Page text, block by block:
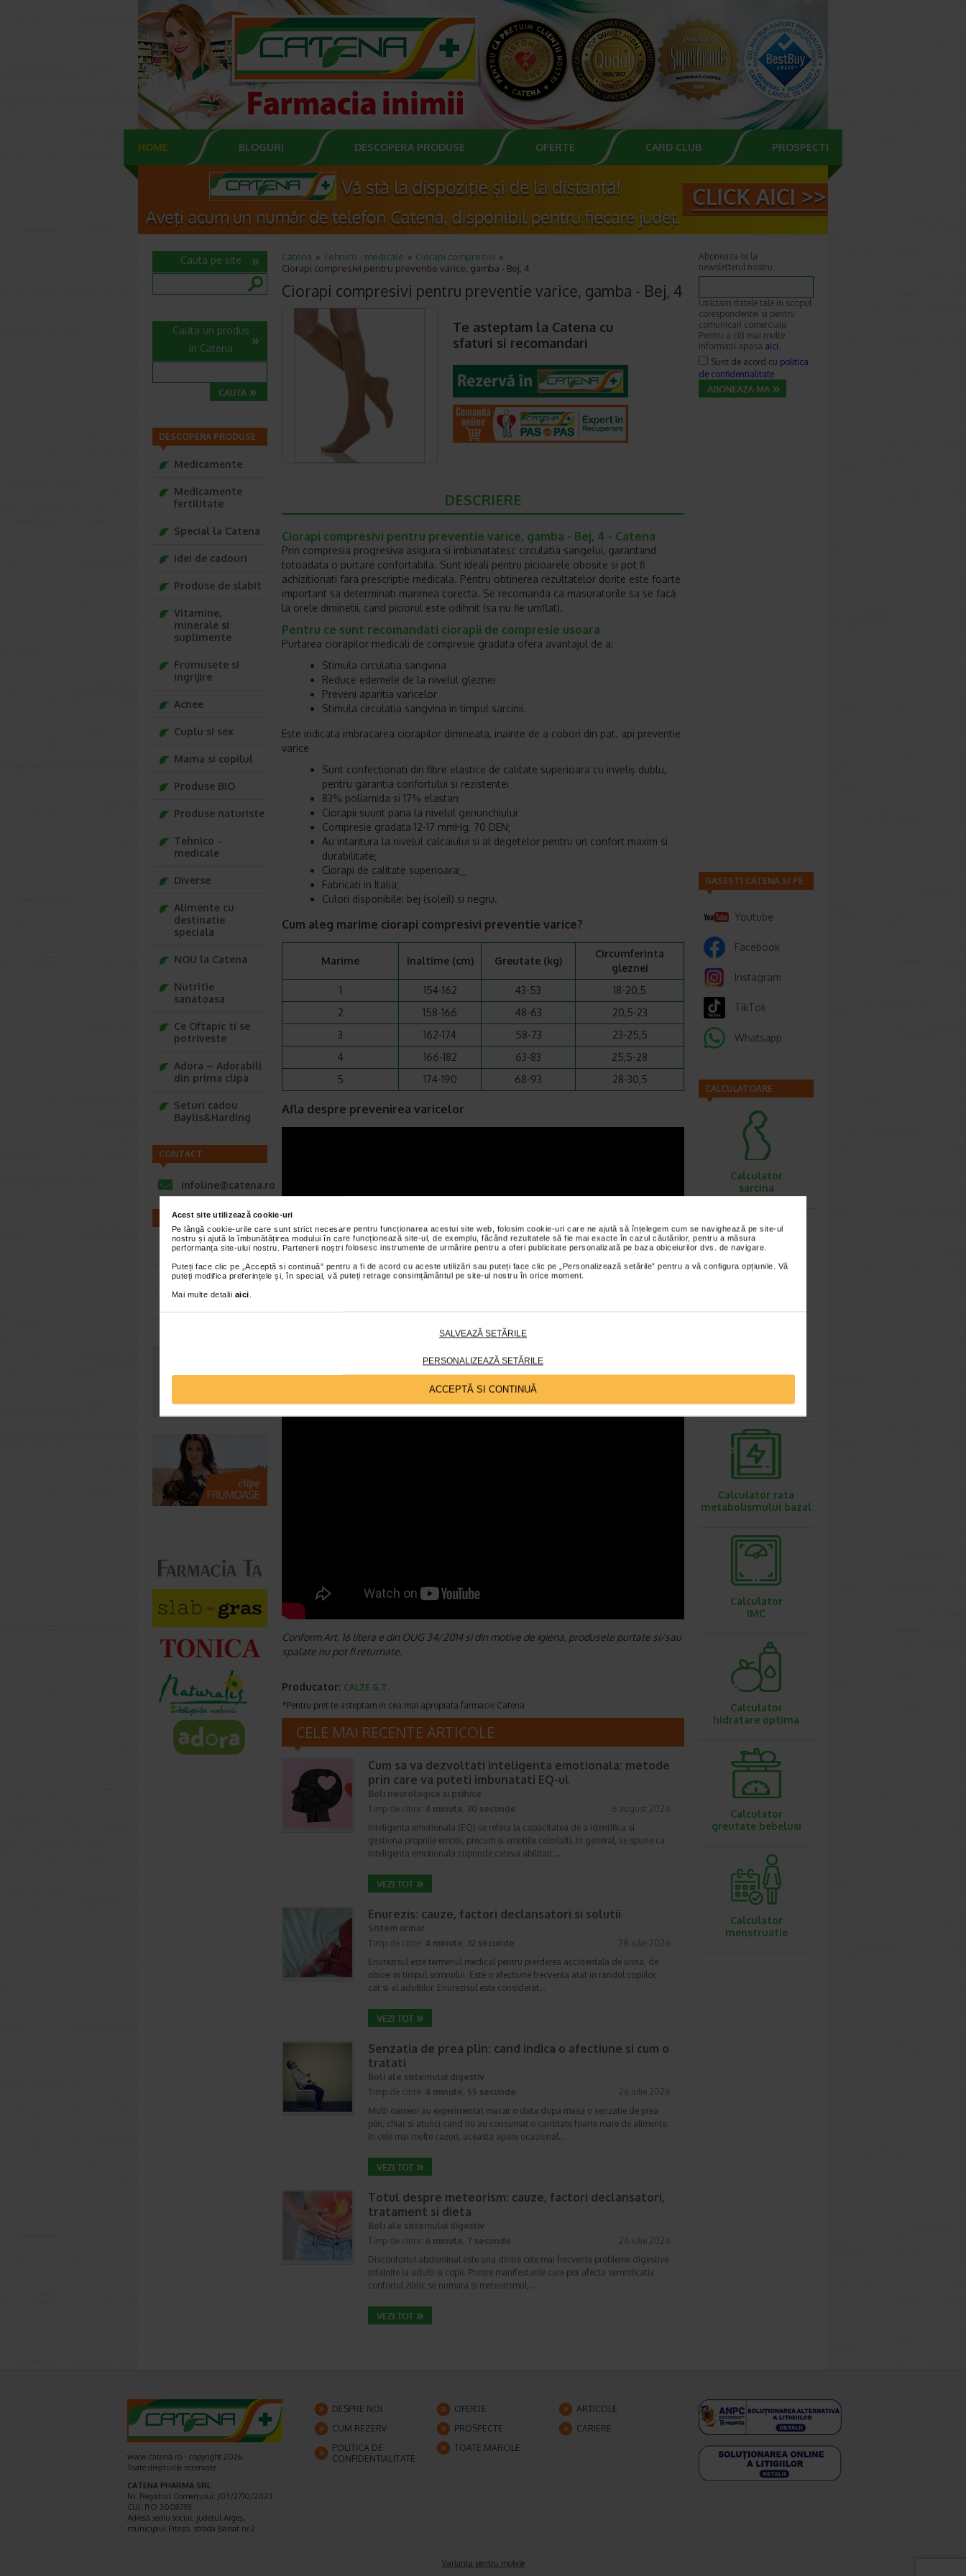
Acest site utilizează cookie-uri
Pe lângă cookie-urile care sunt strict necesare pentru funcționarea acestui site web, folosim cookie-uri care ne ajută să înțelegem cum se navighează pe site-ul
nostru și ajută la îmbunătățirea modului în care funcționează site-ul, de exemplu, făcând rezultatele să fie mai exacte în cazul căutărilor, pentru a măsura
performanța site-ului nostru. Partenerii noștri folosesc instrumente de urmărire pentru a oferi publicitate personalizată pe baza obiceiurilor dvs. de navigare.
Puteți face clic pe „Acceptă si continuă” pentru a fi de acord cu aceste utilizări sau puteți face clic pe „Personalizează setările” pentru a vă configura opțiunile. Vă
puteți modifica preferințele și, în special, vă puteți retrage consimțământul pe site-ul nostru în orice moment.
Mai multe detalii aici
SALVEAZĂ SETĂRILE
PERSONALIZEAZĂ SETĂRILE
ACCEPTĂ SI CONTINUĂ
HOME BLOGURI DESCOPERA PRODUSE OFERTE CARD CLUB PROSPECTE
Catena Tehnico - medicale
Ciorapi compresivi
Ciorapi compresivi pentru preventie varice, gamba - Bej, 4
Ciorapi compresivi pentru preventie varice, gamba - Bej, 4
Te asteptam la Catena cu
sfaturi si recomandari
DESCRIERE
Ciorapi compresivi pentru preventie varice, gamba - Bej, 4 - Catena
Prin compresia progresiva asigura si imbunatatesc circulatia sangelui, garantand
totoadata o purtare confortabila. Sunt ideali pentru picioarele obosite si pot fi
achizitionati fara prescriptie medicala. Pentru obtinerea rezultatelor dorite este foarte
important sa determinati marimea corecta. Se recomanda ca masuratorile sa se facă
la orele diminetii, cand piciorul este odihnit (sa nu fie umflat).
Pentru ce sunt recomandati ciorapii de compresie usoara
Purtarea ciorapilor medicali de compresie gradata ofera avantajul de a:
Stimula circulatia sangvina
Reduce edemele de la nivelul gleznei
Preveni aparitia varicelor
Stimula circulatia sangvina in timpul sarcinii.
Este indicata imbracarea ciorapilor dimineata, inainte de a cobori din pat. api preventie
varice
Sunt confectionati din fibre elastice de calitate superioara cu inveliș dublu,
pentru garantia confortului si rezistentei
83% poliamida si 17% elastan
Ciorapii suunt pana la nivelul genunchiului
Compresie gradata 12-17 mmHg, 70 DEN;
Au intaritura la nivelul calcaiului si al degetelor pentru un confort maxim si
durabilitate;
Ciorapi de calitate superioara;_
Fabricati in Italia;
Culori disponibile: bej (soleil) si negru.
Cum aleg marime ciorapi compresivi preventie varice?
Marime Inaltime (cm) Greutate (kg)
Circumferinta
gleznei
1
154-162 43-53
18-20,5
2
158-166 48-63
20,5-23
3
162-174 58-73
23-25,5
4
166-182 63-83
25,5-28
5
174-190 68-93 28-30,5
Afla despre prevenirea varicelor
Afla cum se incalta in mod corect ciorapii de compresie
Conform Art. 16 litera e din OUG 34/2014 si din motive de igiena, produsele purtate si/sau
spalate nu pot fi returnate.
Producator: CALZE G.T.
*Pentru pret te asteptam in cea mai apropiata farmacie Catena
CELE MAI RECENTE ARTICOLE
Cum sa va dezvoltati inteligenta emotionala: metode
prin care va puteti imbunatati EQ-ul
Boli neurologice si psihice
Timp de citire: 4 minute, 30 secunde
6 august 2026
Inteligenta emotionala (EQ) se refera la capacitatea de a identifica si
gestiona propriile emotii, precum si emotiile celorlalti. In general, se spune ca
inteligenta emotionala cuprinde cateva abilitati:…
Enurezis: cauze, factori declansatori si solutii
Sistem urinar
Timp de citire: 4 minute, 32 secunde
28 iulie 2026
Enurezisul este termenul medical pentru pierderea accidentala de urina, de
obicei in timpul somnului. Este o afectiune frecventa atat in randul copiilor,
cat si al adultilor. Enurezisul este considerat…
Senzatia de prea plin: cand indica o afectiune si cum o
tratati
Boli ale sistemului digestiv
Timp de citire: 4 minute, 55 secunde
26 iulie 2026
Multi oameni au experimentat macar o data dupa masa o senzatie de prea
plin, chiar si atunci cand nu au consumat o cantitate foarte mare de alimente.
In cele mai multe cazuri, aceasta apare ocazional…
Totul despre meteorism: cauze, factori declansatori,
tratament si dieta
Boli ale sistemului digestiv
Timp de citire: 6 minute, 7 secunde
26 iulie 2026
Disconfortul abdominal este una dintre cele mai frecvente probleme digestive
intalnite la adulti si copii. Printre manifestarile care pot afecta semnificativ
confortul zilnic se numara si meteorismul,…
Cauta pe site
Cauta un produs
in Catena
DESCOPERA PRODUSE
Medicamente
Medicamente
fertilitate
Special la Catena
Idei de cadouri
Produse de slabit
Vitamine,
minerale si
suplimente
Frumusete si
ingrijire
Acnee
Cuplu si sex
Mama si copilul
Produse BIO
Produse naturiste
Tehnico -
medicale
Diverse
Alimente cu
destinatie
speciala
NOU la Catena
Nutritie
sanatoasa
Ce Oftapic ti se
potriveste
Adora – Adorabili
din prima clipa
Seturi cadou
Baylis&Harding
CONTACT
infoline@catena.ro
FARMACII
Farmacii NON-STOP
Farmacii FIV
Aboneaza-te la
newsletterul nostru
Utilizam datele tale in scopul
corespondentei si pentru
comunicari comerciale.
Pentru a citi mai multe
informatii apasa aici.
Sunt de acord cu politica
de confidentialitate
GASESTI CATENA SI PE
Youtube
Facebook
Instagram
TikTok
Whatsapp
CALCULATOARE
Calculator
sarcina
greutate ideala
Calculator rata
metabolismului bazal
Calculator
IMC
Calculator
hidratare optima
Calculator
greutate bebelusi
Calculator
menstruatie
www.catena.ro - copyright 2026,
Toate drepturile rezervate
CATENA PHARMA SRL
Nr. Registrul Comerţului: J03/2710/2023
CUI: RO 3008793
Adresă sediu social: judetul Argeş,
municipiul Piteşti, strada Banat nr.2
DESPRE NOI OFERTE
ARTICOLE
CUM REZERV
PROSPECTE
CARIERE
POLITICA DE
CONFIDENTIALITATE
TOATE MARCILE
Varianta pentru mobile